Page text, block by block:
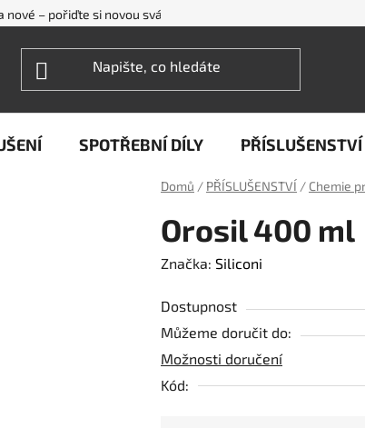
nové – pořiďte si novou svářečku WECO levněji FAQ -
SPOTŘEBNÍ DÍLY PŘÍSLUŠENSTVÍ
Domů / PŘÍSLUŠENSTVÍ / Chemie
Orosil 400 ml
Značka: Siliconi
Dostupnost
Můžeme doručit do:
Možnosti doručení
Kód: